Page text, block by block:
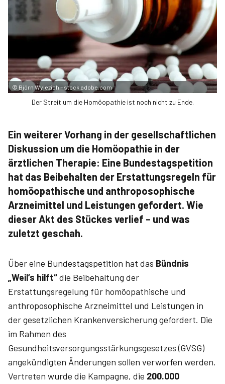
© Björn Wylezich – stock.adobe.com
Der Streit um die Homöopathie ist noch nicht zu Ende.
Ein weiterer Vorhang in der gesellschaftlichen
Diskussion um die Homöopathie in der
ärztlichen Therapie: Eine Bundestagspetition
hat das Beibehalten der Erstattungsregeln für
homöopathische und anthroposophische
Arzneimittel und Leistungen gefordert. Wie
dieser Akt des Stückes verlief – und was
zuletzt geschah.
Über eine Bundestagspetition hat das Bündnis
„Weil’s hilft“die Beibehaltung der
Erstattungsregelung für homöopathische und
anthroposophische Arzneimittel und Leistungen in
der gesetzlichen Krankenversicherung gefordert. Die
im Rahmen des
Gesundheitsversorgungsstärkungsgesetzes (GVSG)
angekündigten Änderungen sollen verworfen werden.
Vertreten wurde die Kampagne, die 200.000